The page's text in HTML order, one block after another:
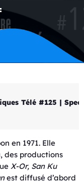
en 1971. Elle
des productions
X-Or, San Ku
est diffusé d’abord